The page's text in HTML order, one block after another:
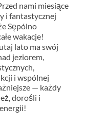
nami miesiące
i fantastycznej
Sępólno
wakacje!
lato ma swój
jeziorem,
i wspólnej
— każdy
dorośli i